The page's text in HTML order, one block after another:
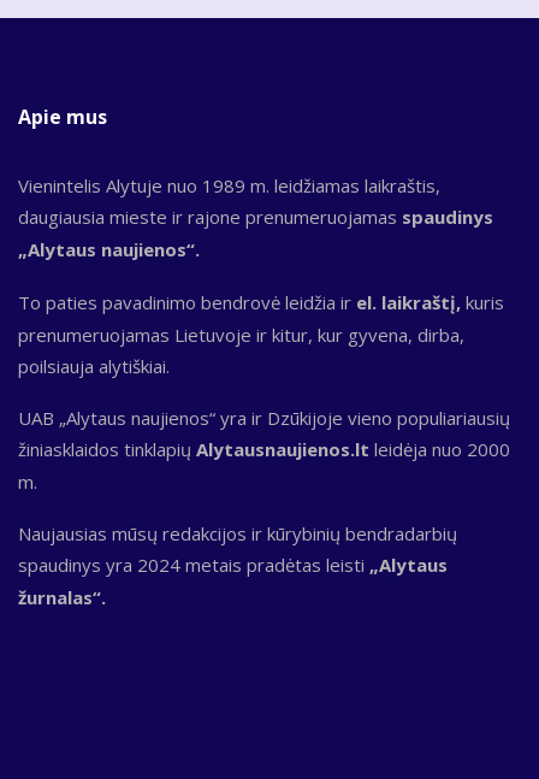
Apie mus
Vienintelis Alytuje nuo 1989 m. leidžiamas laikraštis,
daugiausia mieste ir rajone prenumeruojamas spaudinys
„Alytaus naujienos“.
To paties pavadinimo bendrovė leidžia ir el. laikraštį, kuris
prenumeruojamas Lietuvoje ir kitur, kur gyvena, dirba,
poilsiauja alytiškiai.
UAB „Alytaus naujienos“ yra ir Dzūkijoje vieno populiariausių
žiniasklaidos tinklapių Alytausnaujienos.lt leidėja nuo 2000
m.
Naujausias mūsų redakcijos ir kūrybinių bendradarbių
spaudinys yra 2024 metais pradėtas leisti „Alytaus
žurnalas“.